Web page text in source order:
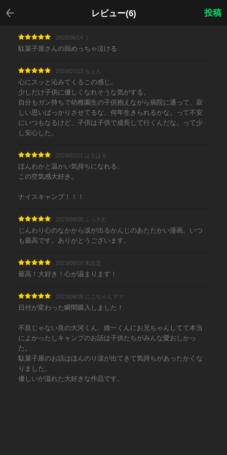
レビュー(6)
戻る
投稿
2026/06/14 :)⠀
駄菓子屋さんの回めっちゃ泣ける
2024/07/13 ちぇん
心にスッと沁みてくるこの感じ。
少しだけ子供に優しくなれそうな気がする。
自分もガン持ちで幼稚園生の子供抱えながら病院に通って、寂
しい思いばっかりさせてるな。何年生きられるかな。って不安
にいつもなるけど、子供は子供で成長して行くんだな。って少
し安心した。
2024/02/21 はるはる
ほんわかと温かい気持ちになれる。
この空気感大好き。
ナイスキャンプ！！！
2023/09/28 ふっさむ
じんわり心のなかから涙が出るかんじのあたたかい漫画。いつ
も最高です。ありがとうございます。
2023/09/28 未設定
最高！大好き！心が温まります！
2023/09/28 にこちゃんママ
日付が変わった瞬間購入しました！
不良じゃない良の大河くん、維一くんにお兄ちゃんしてて本当
によかったしキャンプのお話は子供たちがみんな愛おしかっ
た。
駄菓子屋のお話はほんのり涙が出てきて気持ちがあったかくな
りました。
優しいが溢れた大好きな作品です。